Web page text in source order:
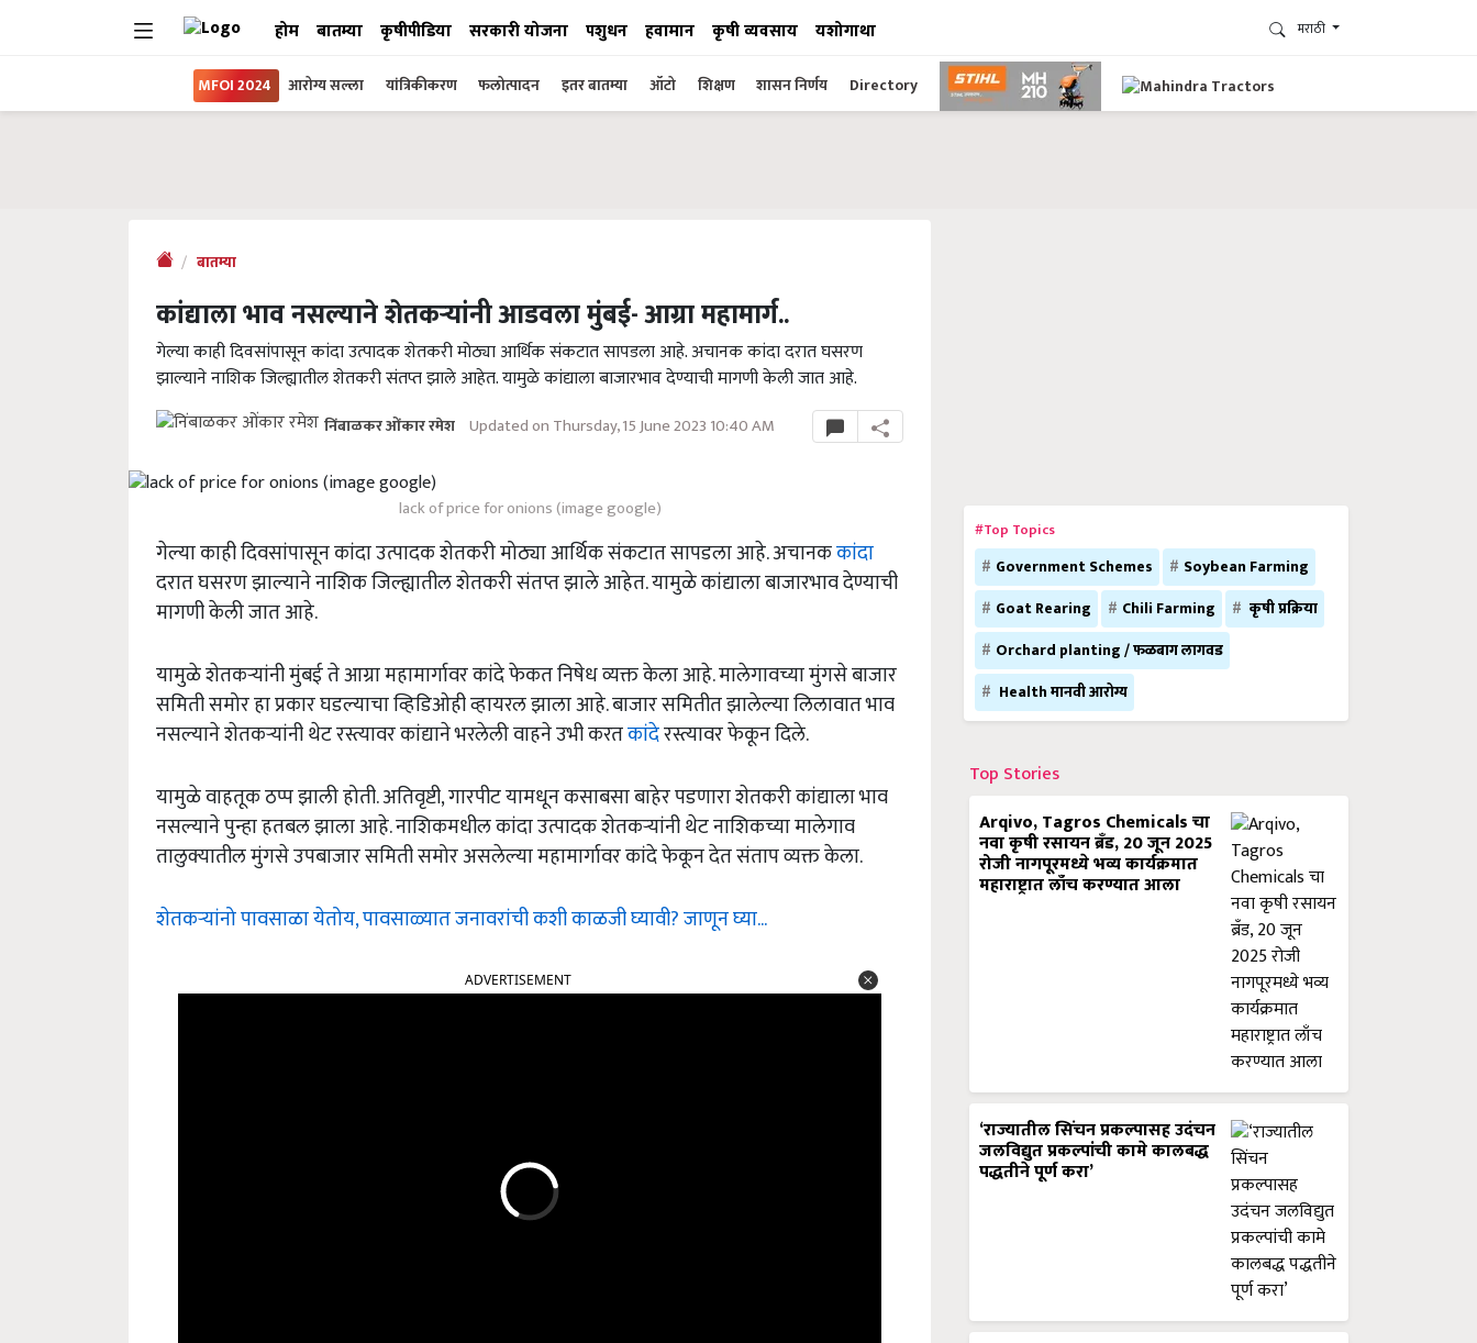
होम बातम्या कृषीपीडिया सरकारी योजना पशुधन हवामान कृषी व्यवसाय यशोगाथा मराठी
MFOI 2024 आरोग्य सल्ला यांत्रिकीकरण फलोत्पादन इतर बातम्या ऑटो शिक्षण शासन निर्णय Directory
बातम्या
कांद्याला भाव नसल्याने शेतकऱ्यांनी आडवला मुंबई- आग्रा महामार्ग..
गेल्या काही दिवसांपासून कांदा उत्पादक शेतकरी मोठ्या आर्थिक संकटात सापडला आहे. अचानक कांदा दरात घसरण
झाल्याने नाशिक जिल्ह्यातील शेतकरी संतप्त झाले आहेत. यामुळे कांद्याला बाजारभाव देण्याची मागणी केली जात आहे.
निंबाळकर ओंकार रमेश Updated on Thursday, 15 June 2023 10:40 AM
lack of price for onions (image google)
गेल्या काही दिवसांपासून कांदा उत्पादक शेतकरी मोठ्या आर्थिक संकटात सापडला आहे. अचानककांदा
दरात घसरण झाल्याने नाशिक जिल्ह्यातील शेतकरी संतप्त झाले आहेत. यामुळे कांद्याला बाजारभाव देण्याची
मागणी केली जात आहे.
यामुळे शेतकऱ्यांनी मुंबई ते आग्रा महामार्गावर कांदे फेकत निषेध व्यक्त केला आहे. मालेगावच्या मुंगसे बाजार
समिती समोर हा प्रकार घडल्याचा व्हिडिओही व्हायरल झाला आहे. बाजार समितीत झालेल्या लिलावात भाव
नसल्याने शेतकऱ्यांनी थेट रस्त्यावर कांद्याने भरलेली वाहने उभी करतकांदेरस्त्यावर फेकून दिले.
यामुळे वाहतूक ठप्प झाली होती. अतिवृष्टी, गारपीट यामधून कसाबसा बाहेर पडणारा शेतकरी कांद्याला भाव
नसल्याने पुन्हा हतबल झाला आहे. नाशिकमधील कांदा उत्पादक शेतकऱ्यांनी थेट नाशिकच्या मालेगाव
तालुक्यातील मुंगसे उपबाजार समिती समोर असलेल्या महामार्गावर कांदे फेकून देत संताप व्यक्त केला.
शेतकऱ्यांनो पावसाळा येतोय, पावसाळ्यात जनावरांची कशी काळजी घ्यावी? जाणून घ्या...
ADVERTISEMENT
#Top Topics
Government Schemes
Soybean Farming
Goat Rearing
Chili Farming
कृषी प्रक्रिया
Orchard planting / फळबाग लागवड
Health मानवी आरोग्य
Top Stories
Arqivo, Tagros Chemicals चा
नवा कृषी रसायन ब्रँड, 20 जून 2025
रोजी नागपूरमध्ये भव्य कार्यक्रमात
महाराष्ट्रात लाँच करण्यात आला
‘राज्यातील सिंचन प्रकल्पासह उदंचन
जलविद्युत प्रकल्पांची कामे कालबद्ध
पद्धतीने पूर्ण करा’